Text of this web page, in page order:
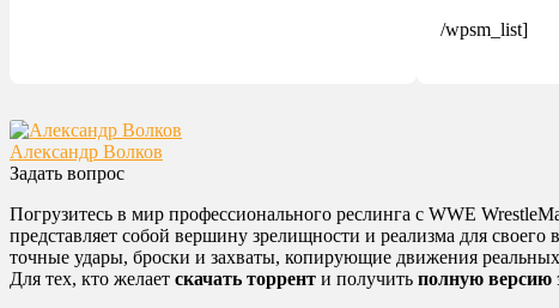
/wpsm_list]
Александр Волков
Задать вопрос
Погрузитесь в мир профессионального реслинга с WWE
представляет собой вершину зрелищности и реализма для
точные удары, броски и захваты, копирующие движения
Для тех, кто желает скачать торрент и получить полную версию